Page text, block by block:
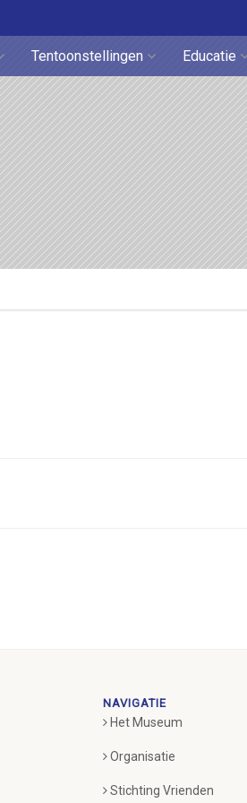
Tentoonstellingen Educatie
NAVIGATIE
Het Museum
Organisatie
Stichting Vrienden